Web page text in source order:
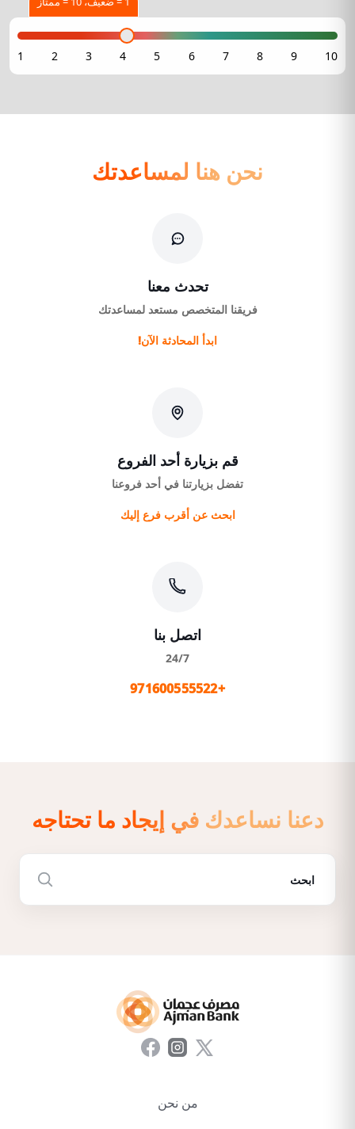
نحن هنا لمساعدتك
تحدث معنا
فريقنا المتخصص مستعد لمساعدتك
ابدأ المحادثة الآن!
قم بزيارة أحد الفروع
تفضل بزيارتنا في أحد فروعنا
ابحث عن أقرب فرع إليك
اتصل بنا
24/7
+971600555522
دعنا نساعدك في إيجاد ما تحتاجه
من نحن